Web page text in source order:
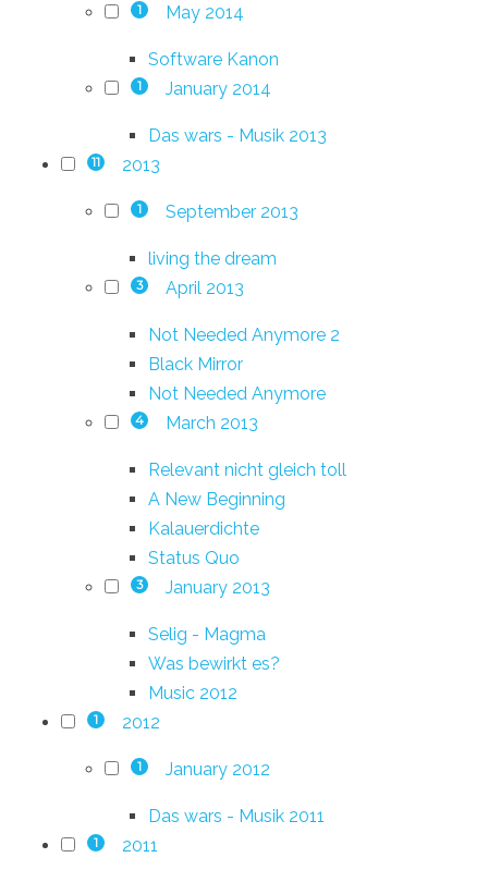
1 May 2014
Software Kanon
1 January 2014
Das wars - Musik 2013
11 2013
1 September 2013
living the dream
3 April 2013
Not Needed Anymore 2
Black Mirror
Not Needed Anymore
4 March 2013
Relevant nicht gleich toll
A New Beginning
Kalauerdichte
Status Quo
3 January 2013
Selig - Magma
Was bewirkt es?
Music 2012
1 2012
1 January 2012
Das wars - Musik 2011
1 2011